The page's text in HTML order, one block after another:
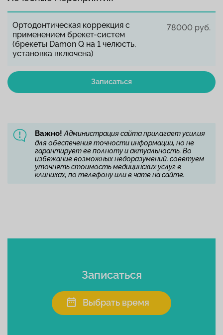
Ортодонтическая коррекция с
применением брекет-систем
(брекеты Damon Q на 1 челюсть,
установка включена)
78000 руб.
Записаться
Важно! Администрация сайта прилагает усилия
для обеспечения точности информации, но не
гарантирует ее полноту и актуальность. Во
избежание возможных недоразумений, советуем
уточнять стоимость медицинских услуг в
клиниках, по телефону или в чате на сайте.
Записаться
Выбрать время